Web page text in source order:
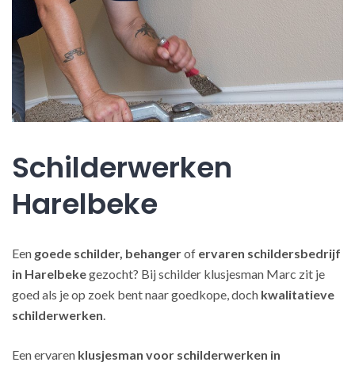
Schilderwerken
Harelbeke
Een goede schilder, behangerof ervaren schildersbedrijf
in Harelbekegezocht? Bij schilder klusjesman Marc zit je
goed als je op zoek bent naar goedkope, doch kwalitatieve
schilderwerken.
Een ervaren klusjesman voor schilderwerken in